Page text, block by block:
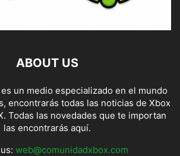
ABOUT US
un medio especializado en el mundo
encontrarás todas las noticias de Xbox
Todas las novedades que te importan
las encontrarás aquí.
web@comunidadxbox.com